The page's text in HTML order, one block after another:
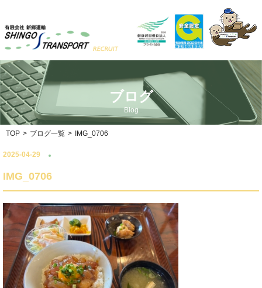
ブログ
Blog
TOP > ブログ一覧 > IMG_0706
2025-04-29
IMG_0706